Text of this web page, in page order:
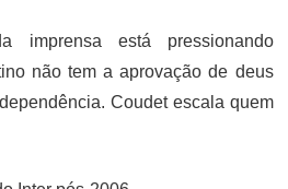
imprensa está pressionando
não tem a aprovação de deus
Coudet escala quem